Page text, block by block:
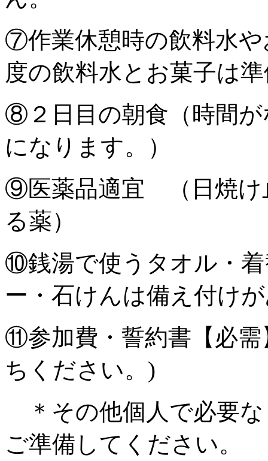
⑦作業休憩時の飲料水
度の飲料水とお菓子は
⑧２日目の朝食（時間
になります。）
⑨医薬品適宜 （日焼け
る薬）
⑩銭湯で使うタオル・
ー・石けんは備え付け
⑪参加費・誓約書【必
ちください。)
＊その他個人で必要
ご準備してください。